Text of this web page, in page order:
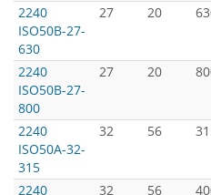
2240
ISO50B-27-
630
27 20
2240
ISO50B-27-
800
27 20
2240
ISO50A-32-
315
32 56
2240
32 56